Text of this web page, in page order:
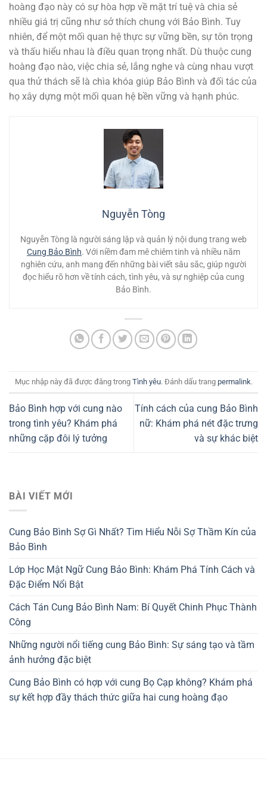
hoàng đạo này có sự hòa hợp về mặt trí tuệ và chia sẻ
nhiều giá trị cũng như sở thích chung với Bảo Bình. Tuy
nhiên, để một mối quan hệ thực sự vững bền, sự tôn trọng
và thấu hiểu nhau là điều quan trọng nhất. Dù thuộc cung
hoàng đạo nào, việc chia sẻ, lắng nghe và cùng nhau vượt
qua thử thách sẽ là chìa khóa giúp Bảo Bình và đối tác của
họ xây dựng một mối quan hệ bền vững và hạnh phúc.
Nguyễn Tòng
Nguyễn Tòng là người sáng lập và quản lý nội dung trang web
Cung Bảo Bình. Với niềm đam mê chiêm tinh và nhiều năm
nghiên cứu, anh mang đến những bài viết sâu sắc, giúp người
đọc hiểu rõ hơn về tính cách, tình yêu, và sự nghiệp của cung
Bảo Bình.
Mục nhập này đã được đăng trong Tình yêu. Đánh dấu trang permalink.
Bảo Bình hợp với cung nào
trong tình yêu? Khám phá
những cặp đôi lý tưởng
Tính cách của cung Bảo Bình
nữ: Khám phá nét đặc trưng
và sự khác biệt
BÀI VIẾT MỚI
Cung Bảo Bình Sợ Gì Nhất? Tìm Hiểu Nỗi Sợ Thầm Kín của
Bảo Bình
Lớp Học Mật Ngữ Cung Bảo Bình: Khám Phá Tính Cách và
Đặc Điểm Nổi Bật
Cách Tán Cung Bảo Bình Nam: Bí Quyết Chinh Phục Thành
Công
Những người nổi tiếng cung Bảo Bình: Sự sáng tạo và tầm
ảnh hưởng đặc biệt
Cung Bảo Bình có hợp với cung Bọ Cạp không? Khám phá
sự kết hợp đầy thách thức giữa hai cung hoàng đạo